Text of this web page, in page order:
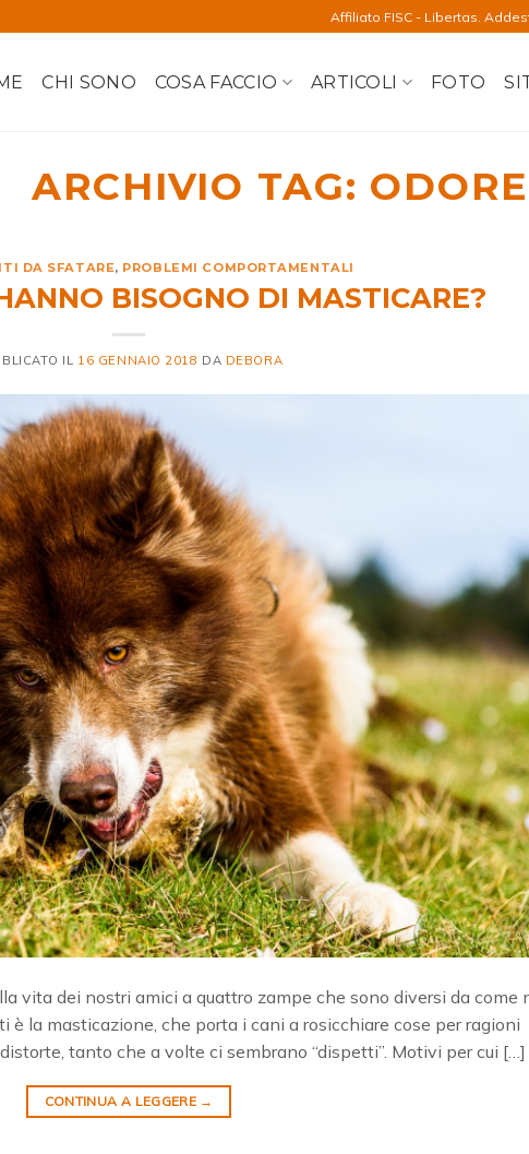
Affiliato FISC - Libertas.
CHI SONO COSA FACCIO ARTICOLI FOTO
ARCHIVIO TAG: ODORE
DA SFATARE, PROBLEMI COMPORTAMENTALI
BISOGNO DI MASTICARE?
IL 16 GENNAIO 2018 DA DEBORA
vita dei nostri amici a quattro zampe che sono diversi da come
è la masticazione, che porta i cani a rosicchiare cose per ragioni
tanto che a volte ci sembrano “dispetti”. Motivi per cui […]
CONTINUA A LEGGERE →